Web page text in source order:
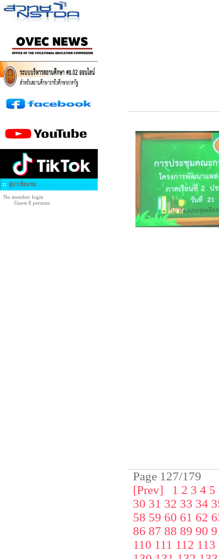
ผู้มาเยี่ยมชม
No member login
Guest 8 persons
Page 127/179
[Prev]
1 2 3 4 5
30 31 32 33 34
58 59 60 61 62
86 87 88 89 90
110 111 112 113